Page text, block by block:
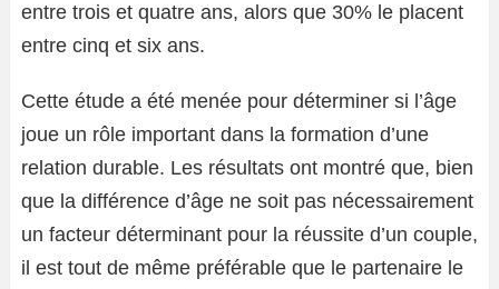
entre trois et quatre ans, alors que 30% le placent
entre cinq et six ans.
Cette étude a été menée pour déterminer si l’âge
joue un rôle important dans la formation d’une
relation durable. Les résultats ont montré que, bien
que la différence d’âge ne soit pas nécessairement
un facteur déterminant pour la réussite d’un couple,
il est tout de même préférable que le partenaire le